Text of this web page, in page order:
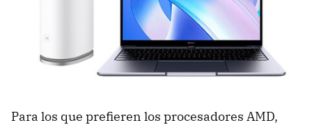
Para los que prefieren los procesadores AMD,